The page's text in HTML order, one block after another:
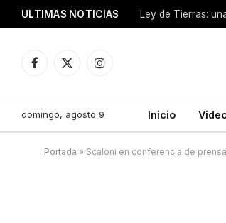
ULTIMAS NOTICIAS Ley de Tierras:
Facebook
X
Instagram
domingo, agosto 9 Inicio
Portada » Scaloni en conferencia de